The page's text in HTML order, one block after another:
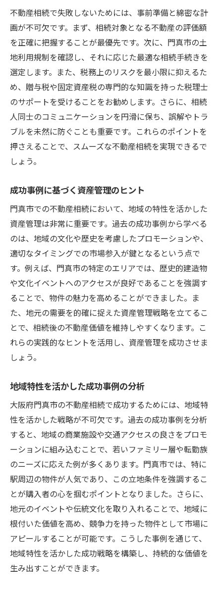
不動産相続で失敗しないためには、事前準備と綿密な計
画が不可欠です。まず、相続対象となる不動産の評価額
を正確に把握することが最優先です。次に、門真市の土
地利用規制を確認し、それに応じた最適な相続手続きを
選定します。また、税務上のリスクを最小限に抑えるた
め、贈与税や固定資産税の専門的な知識を持った税理士
のサポートを受けることをお勧めします。さらに、相続
人同士のコミュニケーションを円滑に保ち、誤解やトラ
ブルを未然に防ぐことも重要です。これらのポイントを
押さえることで、スムーズな不動産相続を実現できるで
しょう。
成功事例に基づく資産管理のヒント
門真市での不動産相続において、地域の特性を活かした
資産管理は非常に重要です。過去の成功事例から学べる
のは、地域の文化や歴史を考慮したプロモーションや、
適切なタイミングでの市場参入が鍵となるという点で
す。例えば、門真市の特定のエリアでは、歴史的建造物
や文化イベントへのアクセスが良好であることを強調す
ることで、物件の魅力を高めることができました。ま
た、地元の需要を的確に捉えた資産管理戦略を立てるこ
とで、相続後の不動産価値を維持しやすくなります。こ
れらの実践的なヒントを活用し、資産管理を成功させま
しょう。
地域特性を活かした成功事例の分析
大阪府門真市の不動産相続で成功するためには、地域特
性を活かした戦略が不可欠です。過去の成功事例を分析
すると、地域の商業施設や交通アクセスの良さをプロモ
ーションに組み込むことで、若いファミリー層や転勤族
のニーズに応えた例が多くあります。門真市では、特に
駅周辺の物件が人気であり、この立地条件を強調するこ
とが購入者の心を掴むポイントとなりました。さらに、
地元のイベントや伝統文化を取り入れることで、地域に
根付いた価値を高め、競争力を持った物件として市場に
アピールすることが可能です。こうした事例を通じて、
地域特性を活かした成功戦略を構築し、持続的な価値を
生み出すことができます。